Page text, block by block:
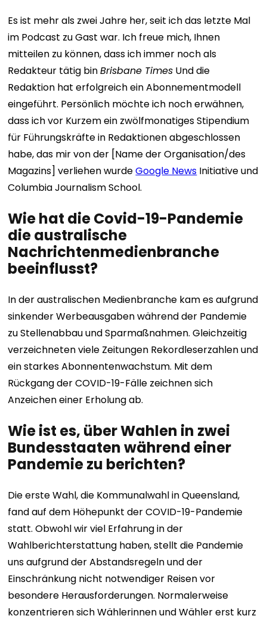
Es ist mehr als zwei Jahre her, seit ich das letzte Mal
im Podcast zu Gast war. Ich freue mich, Ihnen
mitteilen zu können, dass ich immer noch als
Redakteur tätig binBrisbane Times Und die
Redaktion hat erfolgreich ein Abonnementmodell
eingeführt. Persönlich möchte ich noch erwähnen,
dass ich vor Kurzem ein zwölfmonatiges Stipendium
für Führungskräfte in Redaktionen abgeschlossen
habe, das mir von der [Name der Organisation/des
Magazins] verliehen wurdeGoogle News Initiative und
Columbia Journalism School.
Wie hat die Covid-19-Pandemie
die australische
Nachrichtenmedienbranche
beeinflusst?
In der australischen Medienbranche kam es aufgrund
sinkender Werbeausgaben während der Pandemie
zu Stellenabbau und Sparmaßnahmen. Gleichzeitig
verzeichneten viele Zeitungen Rekordleserzahlen und
ein starkes Abonnentenwachstum. Mit dem
Rückgang der COVID-19-Fälle zeichnen sich
Anzeichen einer Erholung ab.
Wie ist es, über Wahlen in zwei
Bundesstaaten während einer
Pandemie zu berichten?
Die erste Wahl, die Kommunalwahl in Queensland,
fand auf dem Höhepunkt der COVID-19-Pandemie
statt. Obwohl wir viel Erfahrung in der
Wahlberichterstattung haben, stellt die Pandemie
uns aufgrund der Abstandsregeln und der
Einschränkung nicht notwendiger Reisen vor
besondere Herausforderungen. Normalerweise
konzentrieren sich Wählerinnen und Wähler erst kurz